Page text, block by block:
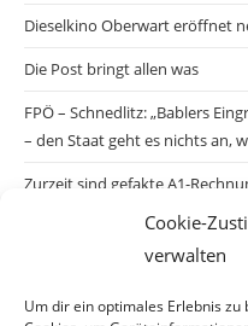
Cookie-
verwalten
Um dir ein optimales Erlebnis
Dieselkino Oberwart eröffnet
Die Post bringt allen was
FPÖ – Schnedlitz: „Bablers
– den Staat geht es nichts an,
Zurzeit sind gefakte A1-
Salzburgs Juden und ihre
die Gefahr endlich konkret!“
Biologisches Wunder in Ceuta